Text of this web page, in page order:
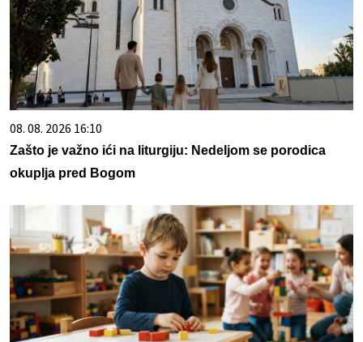
08. 08. 2026 16:10
Zašto je važno ići na liturgiju: Nedeljom se porodica
okuplja pred Bogom